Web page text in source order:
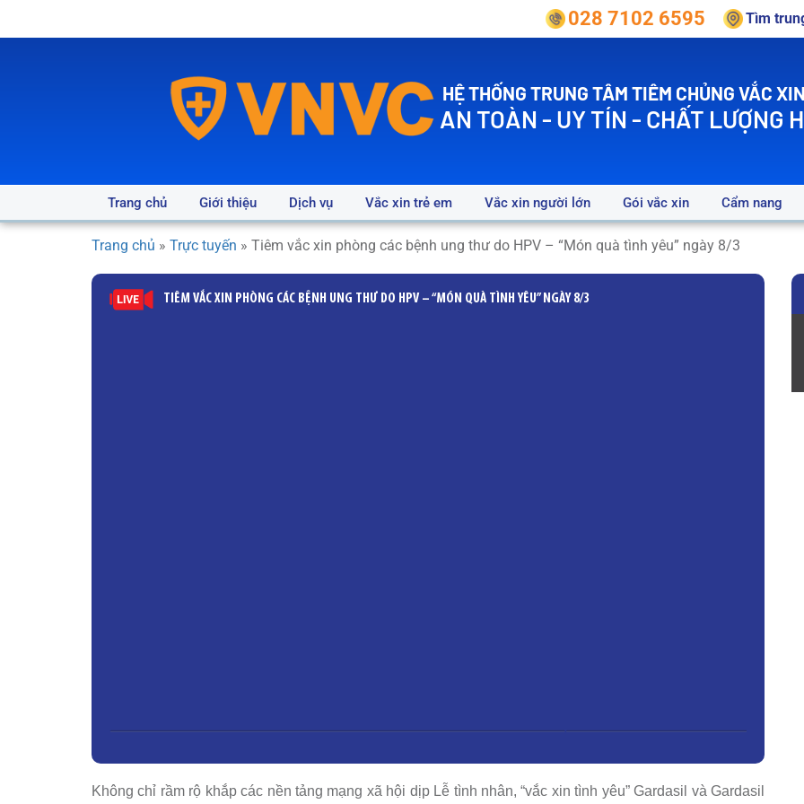
028 7102 6595 Tìm
HỆ THỐNG TRUNG TÂM TIÊM CHỦNG VẮC
AN TOÀN - UY TÍN - CHẤT LƯỢNG
Trang chủ Giới thiệu Dịch vụ Vắc xin trẻ em Vắc xin người lớn Gói vắc xin Cẩm nang
Trang chủ » Trực tuyến » Tiêm vắc xin phòng các bệnh ung thư do HPV – “Món quà tình yêu” ngày 8/3
TIÊM VẮC XIN PHÒNG CÁC BỆNH UNG THƯ DO HPV – “MÓN QUÀ TÌNH YÊU” NGÀY 8/3
Không chỉ rầm rộ khắp các nền tảng mạng xã hội dịp Lễ tình nhân, “vắc xin tình yêu” Gardasil và Gardasil